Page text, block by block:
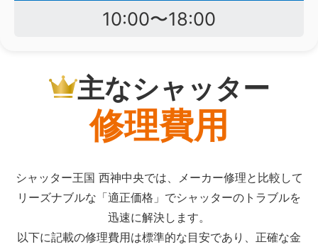
10:00〜18:00
主なシャッター
修理費用
シャッター王国 西神中央では、メーカー修理と比較して
リーズナブルな「適正価格」でシャッターのトラブルを
迅速に解決します。
以下に記載の修理費用は標準的な目安であり、正確な金